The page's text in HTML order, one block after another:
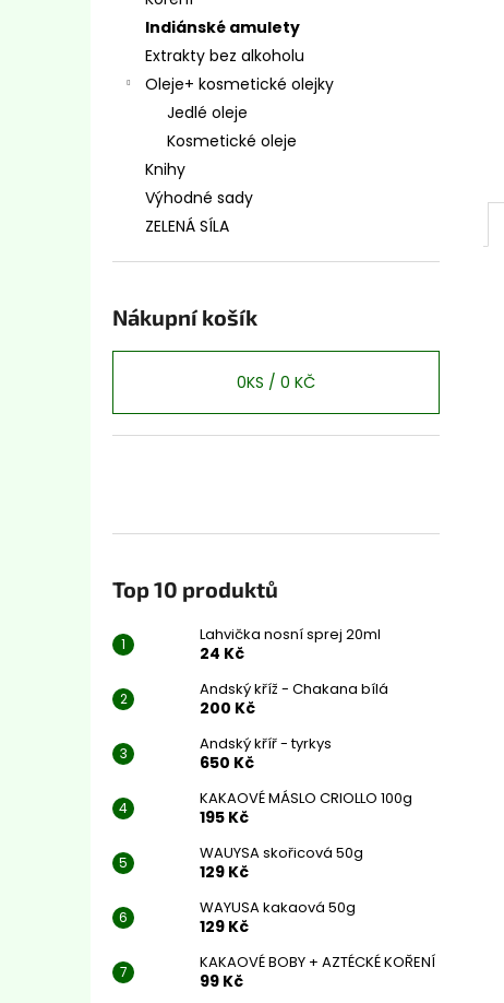
Indiánské amulety
Extrakty bez alkoholu
Oleje+ kosmetické olejky
Jedlé oleje
Kosmetické oleje
Knihy
Výhodné sady
ZELENÁ SÍLA
Nákupní košík
0KS / 0 KČ
Top 10 produktů
Lahvička nosní sprej 20ml
24 Kč
Andský kříž - Chakana bílá
200 Kč
Andský kříř - tyrkys
650 Kč
KAKAOVÉ MÁSLO CRIOLLO 100g
195 Kč
WAUYSA skořicová 50g
129 Kč
WAYUSA kakaová 50g
129 Kč
KAKAOVÉ BOBY + AZTÉCKÉ KOŘENÍ
99 Kč
LAHVIČKA NOSNÍ SPREJ 20ML
24 Kč
Původně:34 Kč